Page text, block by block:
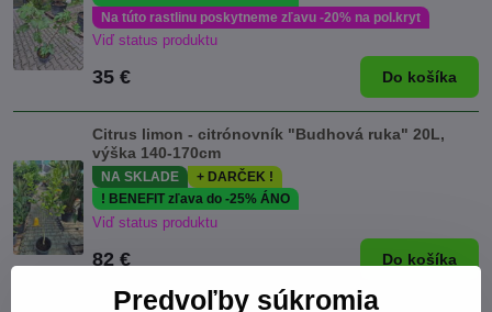
Na túto rastlinu poskytneme zľavu -20% na pol.kryt
Viď status produktu
35 € Do košíka
Citrus limon - citrónovník "Budhová ruka" 20L,
výška 140-170cm
NA SKLADE
+ DARČEK !
! BENEFIT zľava do -25% ÁNO
Viď status produktu
82 € Do košíka
Predvoľby súkromia